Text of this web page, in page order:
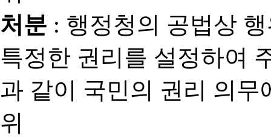
처분 : 행정청의 공법상
특정한 권리를 설정하여
과 같이 국민의 권리 의
위